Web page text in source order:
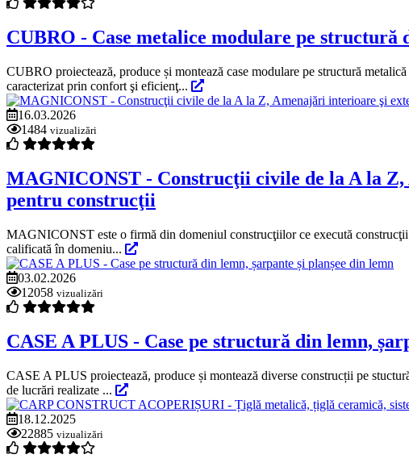
CUBRO - Case metalice modulare pe structură
CUBRO proiectează, produce și montează case modulare pe structură
caracterizat prin confort şi eficienţ...
16.03.2026
1484 vizualizări
MAGNICONST - Construcţii civile de la A la
pentru construcţii
MAGNICONST este o firmă din domeniul construcţiilor ce execută
calificată în domeniu...
03.02.2026
12058 vizualizări
CASE A PLUS - Case pe structură din lemn,
CASE A PLUS proiectează, produce și montează diverse construcții pe
de lucrări realizate ...
18.12.2025
22885 vizualizări